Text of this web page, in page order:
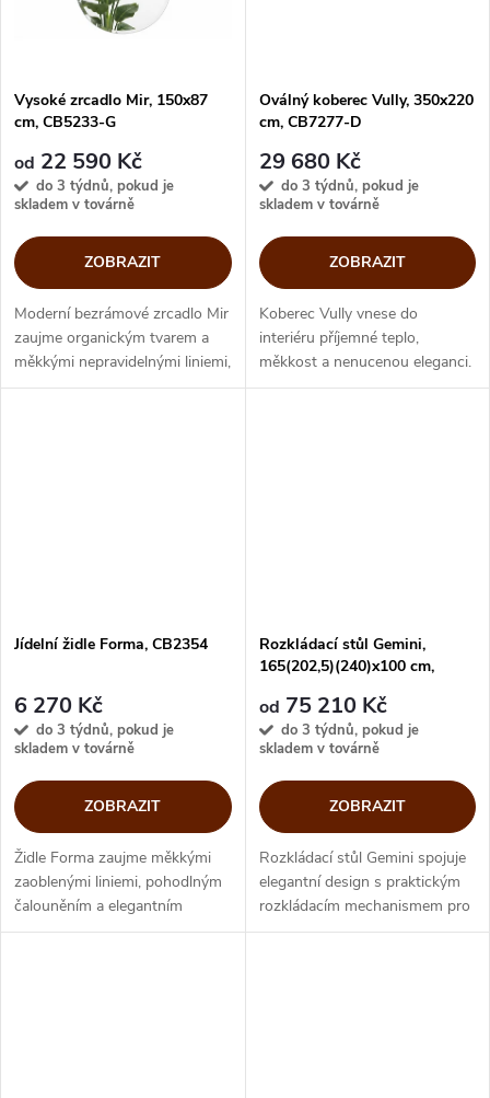
Vysoké zrcadlo Mir, 150x87
cm, CB5233-G
od 22 590 Kč
do 3 týdnů, pokud je
skladem v továrně
ZOBRAZIT
Moderní bezrámové zrcadlo Mir
zaujme organickým tvarem a
měkkými nepravidelnými liniemi,
které interiéru dodají jemnou
Oválný koberec Vully, 350x220
cm, CB7277-D
29 680 Kč
do 3 týdnů, pokud je
skladem v továrně
ZOBRAZIT
Koberec Vully vnese do
interiéru příjemné teplo,
měkkost a nenucenou eleganci.
Jeho jemná textura krásně
Jídelní židle Forma, CB2354
6 270 Kč
do 3 týdnů, pokud je
skladem v továrně
ZOBRAZIT
Židle Forma zaujme měkkými
zaoblenými liniemi, pohodlným
čalouněním a elegantním
lakovaným kovovým rámem. Její
Rozkládací stůl Gemini,
165(202,5)(240)x100 cm,
od 75 210 Kč
do 3 týdnů, pokud je
skladem v továrně
ZOBRAZIT
Rozkládací stůl Gemini spojuje
elegantní design s praktickým
rozkládacím mechanismem pro
každodenní stolování i větší